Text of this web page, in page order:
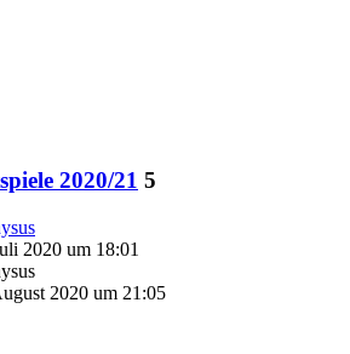
2020/21 5
2020 um 18:01
2020 um 21:05